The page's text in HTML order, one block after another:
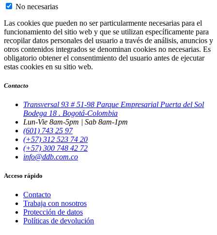
No necesarias
Las cookies que pueden no ser particularmente necesarias para el
funcionamiento del sitio web y que se utilizan específicamente para
recopilar datos personales del usuario a través de análisis, anuncios y
otros contenidos integrados se denominan cookies no necesarias. Es
obligatorio obtener el consentimiento del usuario antes de ejecutar
estas cookies en su sitio web.
Contacto
Transversal 93 # 51-98 Parque Empresarial Puerta del Sol
Bodega 18 . Bogotá-Colombia
Lun-Vie 8am-5pm | Sab 8am-1pm
(601) 743 25 97
(+57) 312 523 74 20
(+57) 300 748 42 72
info@ddb.com.co
Acceso rápido
Contacto
Trabaja con nosotros
Protección de datos
Políticas de devolución